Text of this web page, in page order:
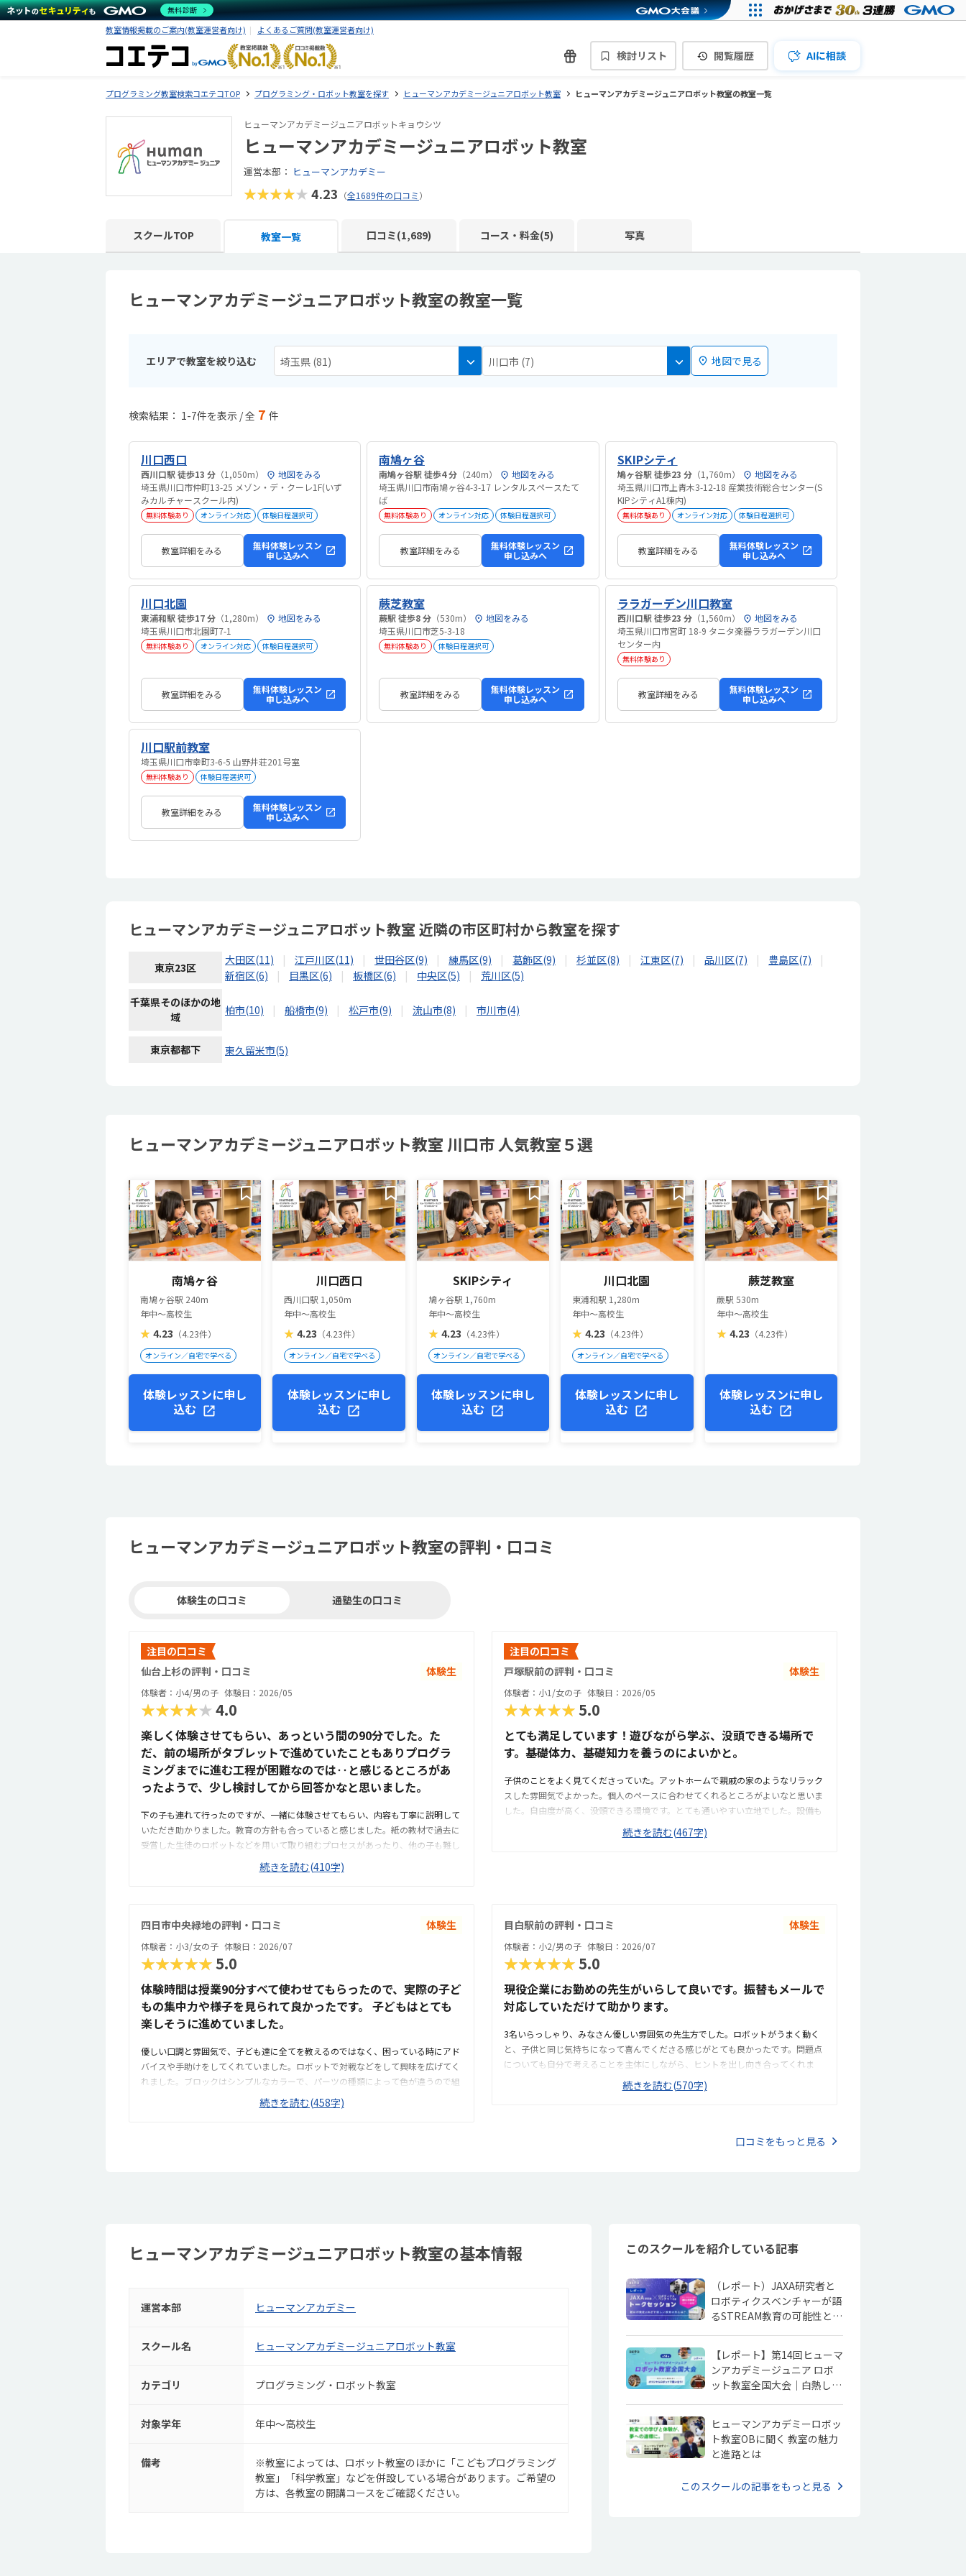
教室情報掲載のご案内(教室運営者向け) よくあるご質問(教室運営者向け)
検討リスト 閲覧履歴 AIに相談
プログラミング教室検索コエテコTOP プログラミング・ロボット教室を探す ヒューマンアカデミージュニアロボット教室 ヒューマンアカデミージュニアロボット教室の教室一覧
ヒューマンアカデミージュニアロボットキョウシツ
ヒューマンアカデミージュニアロボット教室
運営本部： ヒューマンアカデミー
★★★★★4.23 （全1689件の口コミ）
スクールTOP 教室一覧 口コミ(1,689) コース・料金(5) 写真
ヒューマンアカデミージュニアロボット教室の教室一覧
エリアで教室を絞り込む 埼玉県 (81) 川口市 (7) 地図で見る
検索結果： 1-7件を表示 / 全 7 件
川口西口
西川口駅 徒歩13 分 （1,050m）
地図をみる
埼玉県川口市仲町13-25 メゾン・デ・クーレ1F(いず
みカルチャースクール内)
無料体験あり オンライン対応 体験日程選択可
教室詳細をみる
無料体験レッスン
申し込みへ
南鳩ヶ谷
南鳩ヶ谷駅 徒歩4 分 （240m）
地図をみる
埼玉県川口市南鳩ヶ谷4-3-17 レンタルスペースたて
ば
無料体験あり オンライン対応 体験日程選択可
教室詳細をみる
無料体験レッスン
申し込みへ
SKIPシティ
鳩ヶ谷駅 徒歩23 分（1,760m）
地図をみる
埼玉県川口市上青木3-12-18 産業技術総合センター(S
KIPシティA1棟内)
無料体験あり オンライン対応 体験日程選択可
教室詳細をみる
無料体験レッスン
申し込みへ
川口北園
東浦和駅 徒歩17 分 （1,280m）
地図をみる
埼玉県川口市北園町7-1
無料体験あり オンライン対応 体験日程選択可
教室詳細をみる
無料体験レッスン
申し込みへ
蕨芝教室
蕨駅 徒歩8 分 （530m）
地図をみる
埼玉県川口市芝5-3-18
無料体験あり 体験日程選択可
教室詳細をみる
無料体験レッスン
申し込みへ
ララガーデン川口教室
西川口駅 徒歩23 分（1,560m）
地図をみる
埼玉県川口市宮町 18-9 タニタ楽器ララガーデン川口
センター内
無料体験あり
教室詳細をみる
無料体験レッスン
申し込みへ
川口駅前教室
埼玉県川口市幸町3-6-5 山野井荘201号室
無料体験あり 体験日程選択可
教室詳細をみる
無料体験レッスン
申し込みへ
ヒューマンアカデミージュニアロボット教室 近隣の市区町村から教室を探す
東京23区
大田区(11) 江戸川区(11) 世田谷区(9) 練馬区(9) 葛飾区(9) 杉並区(8) 江東区(7) 品川区(7)
豊島区(7)
新宿区(6)
目黒区(6) 板橋区(6) 中央区(5)
荒川区(5)
千葉県そのほかの地
域
柏市(10) 船橋市(9) 松戸市(9) 流山市(8) 市川市(4)
東京都都下 東久留米市(5)
ヒューマンアカデミージュニアロボット教室 川口市 人気教室５選
南鳩ヶ谷
南鳩ヶ谷駅 240m
年中～高校生
★ 4.23 （4.23件）
オンライン／自宅で学べる
体験レッスンに申し
込む
川口西口
西川口駅 1,050m
年中～高校生
★ 4.23 （4.23件）
オンライン／自宅で学べる
体験レッスンに申し
込む
SKIPシティ
鳩ヶ谷駅 1,760m
年中～高校生
★ 4.23 （4.23件）
オンライン／自宅で学べる
体験レッスンに申し
込む
川口北園
東浦和駅 1,280m
年中～高校生
★ 4.23 （4.23件）
オンライン／自宅で学べる
体験レッスンに申し
込む
蕨芝教室
蕨駅 530m
年中～高校生
★ 4.23 （4.23件）
体験レッスンに申し
込む
ヒューマンアカデミージュニアロボット教室の評判・口コミ
体験生の口コミ 通塾生の口コミ
注目の口コミ
仙台上杉の評判・口コミ
体験生
体験者：小4/男の子 体験日：2026/05
★★★★★4.0
楽しく体験させてもらい、あっという間の90分でした。た
だ、前の場所がタブレットで進めていたこともありプログラ
ミングまでに進む工程が困難なのでは‥と感じるところがあ
ったようで、少し検討してから回答かなと思いました。
下の子も連れて行ったのですが、一緒に体験させてもらい、内容も丁寧に説明して
いただき助かりました。教育の方針も合っていると感じました。紙の教材で過去に
受賞した生徒のロボットなどを用いて取り組むプロセスがあったり、他の子も難し
いプログラム日取り組むなど、挑戦が日々あって成長し合える場所だと思います。
月謝や教材費などの初期費用（または、平日の送迎のやりくり）の面で、予算との
取り組む姿勢が良かったです。打倒な金額かなと感じます。教材自体はどこもそれ
ボットや、気になる飾られたロボットを初めに動かして質問コーナーがあったり、
気持ちを落ち着かせる時間を取っていたりと土台がしっかりありところだと感じま
続きを読む(410字)
注目の口コミ
戸塚駅前の評判・口コミ
体験生
体験者：小1/女の子 体験日：2026/05
★★★★★5.0
とても満足しています！遊びながら学ぶ、没頭できる場所で
す。基礎体力、基礎知力を養うのによいかと。
子供のことをよく見てくださっていた。アットホームで親戚の家のようなリラック
スした雰囲気でよかった。個人のペースに合わせてくれるところがよいなと思いま
した。自由度が高く、没頭できる環境です。とても通いやすい立地でした。設備も
整っています。日程が複数設定されているのでよさそう。親戚の家のようなアット
ホームさがあり、リラックスして取り組めている。緊張感やプレゼンスキル等のカ
気ない言葉により子供が萎縮したりこうでなければ、という想いに囚われてしまう
ことは避けたいなと日頃から思っているので（そのようなことを言ってしまうこと
は、親にとってもよくあり、難しさはあります…）
続きを読む(467字)
四日市中央緑地の評判・口コミ 体験生
体験者：小3/女の子 体験日：2026/07
★★★★★5.0
体験時間は授業90分すべて使わせてもらったので、実際の子ど
もの集中力や様子を見られて良かったです。 子どもはとても
楽しそうに進めていました。
優しい口調と雰囲気で、子ども達に全てを教えるのではなく、困っている時にアド
バイスや手助けをしてくれていました。ロボットで対戦などをして興味を広げてく
れました。ブロックはシンプルなカラーで、パーツの種類によって色が違うので組
み立ての時に分かりやすそうでした。子どもが興味を持ちそうなロボットの形や動
きがあり良かったです。駐車場は停めやすく、分かりやすい場所にあるので助かり
続きを読む(458字)
目白駅前の評判・口コミ 体験生
体験者：小2/男の子 体験日：2026/07
★★★★★5.0
現役企業にお勤めの先生がいらして良いです。振替もメールで
対応していただけて助かります。
3名いらっしゃり、みなさん優しい雰囲気の先生方でした。ロボットがうまく動く
と、子供と同じ気持ちになって喜んでくださる感じがとても良かったです。問題点
についても自分で考えることを主体にしながら、ヒントを出し向き合ってくれま
す。子供の自主性を重んじている雰囲気が良いと感じました。ただ子供に全て丸投
げではなく、広い机の上に「教科書とキットをどこに置いたらやりやすいかな？」
な環境です。急な坂道があるので、暑い夏など、重いキットを背負っていく小さな
こから自分で考えていました。ロボット作りもヒントをいただきながら、自分で教
科書を読んで作り上げていました。
続きを読む(570字)
口コミをもっと見る
ヒューマンアカデミージュニアロボット教室の基本情報
運営本部 ヒューマンアカデミー
スクール名 ヒューマンアカデミージュニアロボット教室
カテゴリ プログラミング・ロボット教室
対象学年 年中～高校生
備考
※教室によっては、ロボット教室のほかに「こどもプログラミング
教室」「科学教室」などを併設している場合があります。ご希望の
方は、各教室の開講コースをご確認ください。
このスクールを紹介している記事
（レポート）JAXA研究者と
ロボティクスベンチャーが語
るSTREAM教育の可能性と新
【レポート】第14回ヒューマ
ンアカデミージュニア ロボ
ット教室全国大会｜白熱した
ヒューマンアカデミーロボッ
ト教室OBに聞く 教室の魅力
と進路とは
このスクールの記事をもっと見る
無料診断